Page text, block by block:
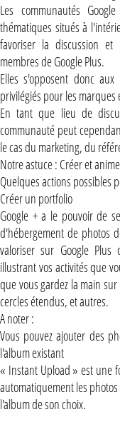
Les communautés
thématiques situés à
favoriser la discussion
membres de Google Plus.
Elles s'opposent donc
privilégiés pour les
En tant que lieu de
communauté peut
le cas du marketing, du
Notre astuce : Créer et
Quelques actions possibles
Créer un portfolio
Google + a le pouvoir de
d'hébergement de photos
valoriser sur Google
illustrant vos activités que
que vous gardez la main
cercles étendus, et autres.
A noter :
Vous pouvez ajouter des
l'album existant
« Instant Upload » est une
automatiquement les
l'album de son choix.